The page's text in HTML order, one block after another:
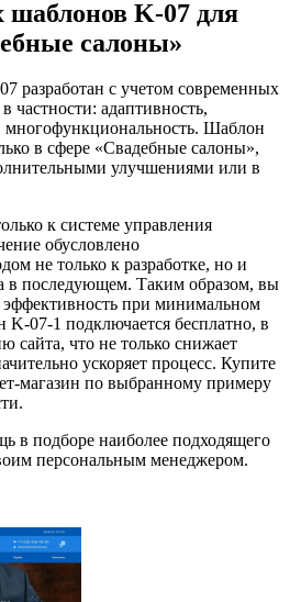
шаблонов K-07 для
салоны»
разработан с учетом современных
частности: адаптивность,
многофункциональность. Шаблон
в сфере «Свадебные салоны»,
улучшениями или в
к системе управления
обусловлено
не только к разработке, но и
в последующем. Таким образом, вы
при минимальном
07-1 подключается бесплатно, в
сайта, что не только снижает
ускоряет процесс. Купите
магазин по выбранному примеру
в подборе наиболее подходящего
персональным менеджером.